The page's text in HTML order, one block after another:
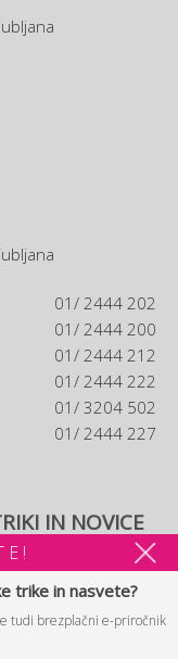
01/ 2444 202
01/ 2444 200
01/ 2444 212
01/ 2444 222
01/ 3204 502
01/ 2444 227
IN NOVICE
trike in novice. Po
e-priročnik
trike in nasvete?
tudi brezplačni e-priročnik